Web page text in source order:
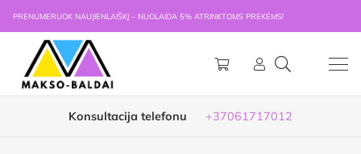
PRENUMERUOK NAUJIENLAIŠKĮ – NUOLAIDA 5% ATRINKTOMS PREKĖMS!
Konsultacija telefonu +37061717012